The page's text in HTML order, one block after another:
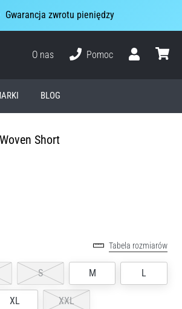
Gwarancja zwrotu pieniędzy
O nas
Pomoc
BLOG
Short
Tabela rozmiarów
S M L
XL XXL